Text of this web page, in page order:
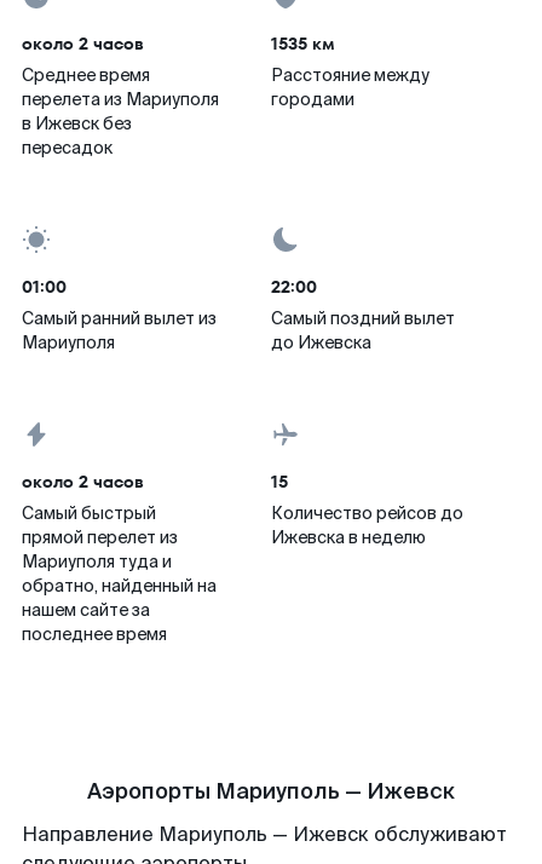
около 2 часов
Среднее время
перелета из Мариуполя
в Ижевск без
пересадок
1535 км
Расстояние между
городами
01:00
Самый ранний вылет из
Мариуполя
22:00
Самый поздний вылет
до Ижевска
около 2 часов
Самый быстрый
прямой перелет из
Мариуполя туда и
обратно, найденный на
нашем сайте за
последнее время
15
Количество рейсов до
Ижевска в неделю
Аэропорты Мариуполь — Ижевск
Направление Мариуполь — Ижевск обслуживают